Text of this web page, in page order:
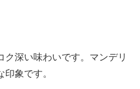
ク深い味わいです。マンデリ
象です。